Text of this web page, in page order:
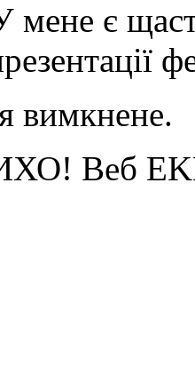
є
вимкнене.
Веб